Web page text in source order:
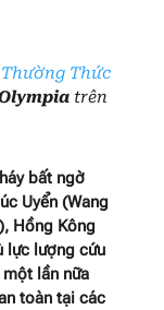
Thường Thức
trên
bất ngờ
Uyển (Wang
Hồng Kông
lực lượng cứu
lần nữa
toàn tại các